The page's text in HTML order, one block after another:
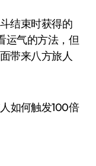
运气的方法，但
带来八方旅人